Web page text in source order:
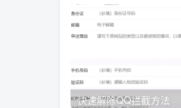
快速解除QQ拦截方法